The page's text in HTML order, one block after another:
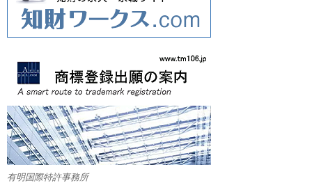
有明国際特許事務所